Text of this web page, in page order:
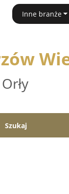
Inne branże
Szukaj